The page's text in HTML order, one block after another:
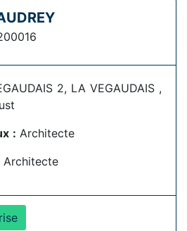
2, LA VEGAUDAIS ,
: Architecte
Architecte